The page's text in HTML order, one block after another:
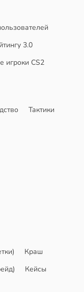
3.0
игроки CS2
Тактики
Краш
Кейсы